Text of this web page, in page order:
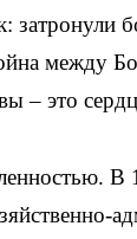
между
– это